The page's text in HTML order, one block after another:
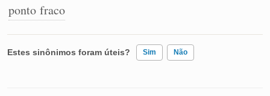
ponto fraco
Estes sinônimos foram úteis? Sim Não